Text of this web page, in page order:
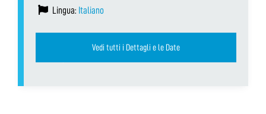
Lingua: Italiano
Vedi tutti i Dettagli e le Date